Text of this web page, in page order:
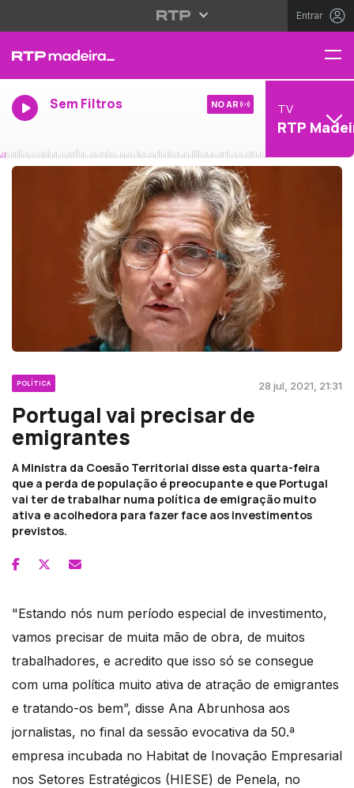
Entrar
Sem Filtros NO AR TV
RTP
POLÍTICA 28 jul, 2021, 21:31
Portugal vai precisar de
emigrantes
A Ministra da Coesão Territorial disse esta quarta-feira
que a perda de população é preocupante e que Portugal
vai ter de trabalhar numa política de emigração muito
ativa e acolhedora para fazer face aos investimentos
previstos.
"Estando nós num período especial de investimento,
vamos precisar de muita mão de obra, de muitos
trabalhadores, e acredito que isso só se consegue
com uma política muito ativa de atração de emigrantes
e tratando-os bem”, disse Ana Abrunhosa aos
jornalistas, no final da sessão evocativa da 50.ª
empresa incubada no Habitat de Inovação Empresarial
nos Setores Estratégicos (HIESE) de Penela, no